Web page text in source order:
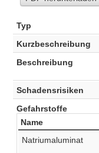
Typ
Kurzbeschreibung
Beschreibung
Schadensrisiken
Gefahrstoffe
Name
Natriumaluminat